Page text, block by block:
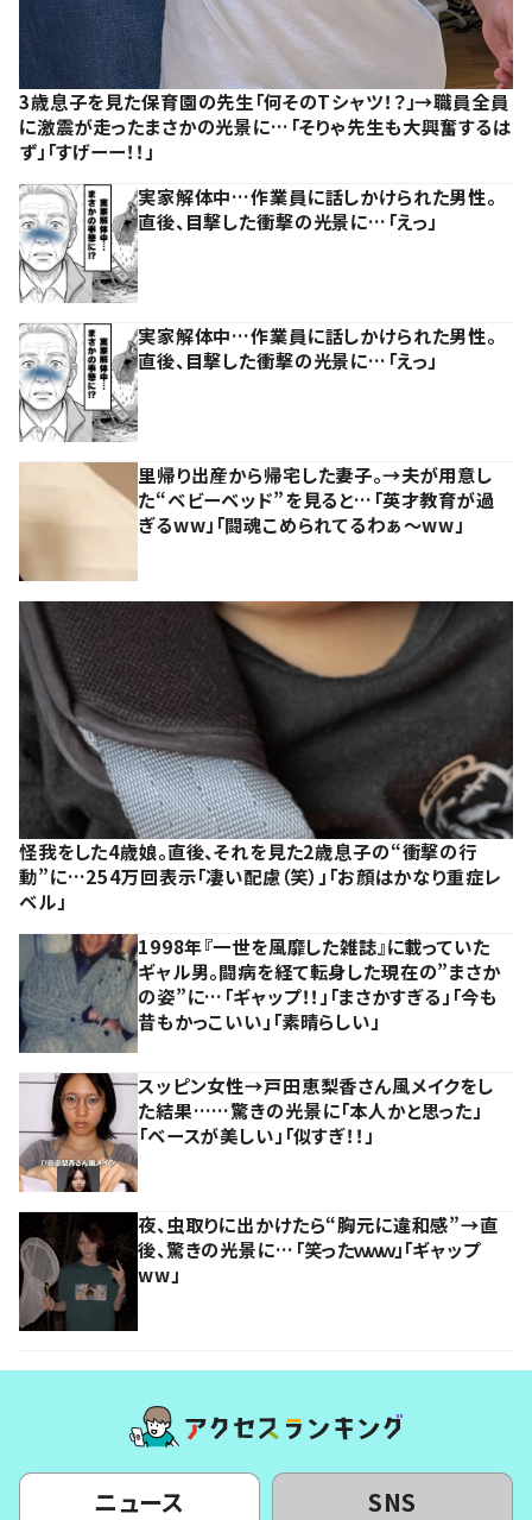
3歳息子を見た保育園の先生「何そのTシャツ！？」→職員全員
に激震が走ったまさかの光景に…「そりゃ先生も大興奮するは
ず」「すげーー！！」
実家解体中…作業員に話しかけられた男性。
直後、目撃した衝撃の光景に…「えっ」
実家解体中…作業員に話しかけられた男性。
直後、目撃した衝撃の光景に…「えっ」
里帰り出産から帰宅した妻子。→夫が用意し
た“ベビーベッド”を見ると…「英才教育が過
ぎるww」「闘魂こめられてるわぁ～ww」
怪我をした4歳娘。直後、それを見た2歳息子の“衝撃の行
動”に…254万回表示「凄い配慮（笑）」「お顔はかなり重症レ
ベル」
1998年『一世を風靡した雑誌』に載っていた
ギャル男。闘病を経て転身した現在の”まさか
の姿”に…「ギャップ！！」「まさかすぎる」「今も
昔もかっこいい」「素晴らしい」
スッピン女性→戸田恵梨香さん風メイクをし
た結果……驚きの光景に「本人かと思った」
「ベースが美しい」「似すぎ！！」
夜、虫取りに出かけたら“胸元に違和感”→直
後、驚きの光景に…「笑ったｗｗｗ」「ギャップ
ww」
ニュース SNS